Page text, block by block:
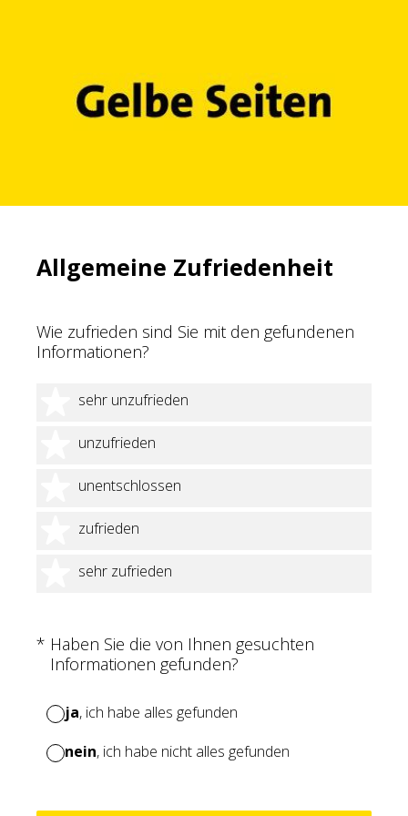
Allgemeine Zufriedenheit
Wie zufrieden sind Sie mit den gefundenen
Informationen?
sehr unzufrieden
1 Stern
unzufrieden
2 Sterne
unentschlossen
3 Sterne
zufrieden
4 Sterne
sehr zufrieden
5 Sterne
* Haben Sie die von Ihnen gesuchten
Informationen gefunden?
(Erforderlich.)
ja, ich habe alles gefunden
nein, ich habe nicht alles gefunden